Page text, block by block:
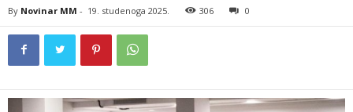
By Novinar MM - 19. studenoga 2025. 306 0